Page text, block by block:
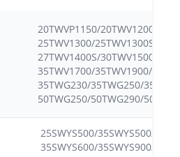
20TWVP1150/20TWV1200/
25TWV1300/25TWV1300S/
27TWV1400S/30TWV1500/
35TWV1700/35TWV1900/
35TWG230/35TWG250/
50TWG250/50TWG290/
25SWYS500/35SWYS500/
35SWYS600/35SWYS900/